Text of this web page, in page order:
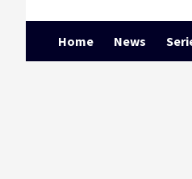
Home News